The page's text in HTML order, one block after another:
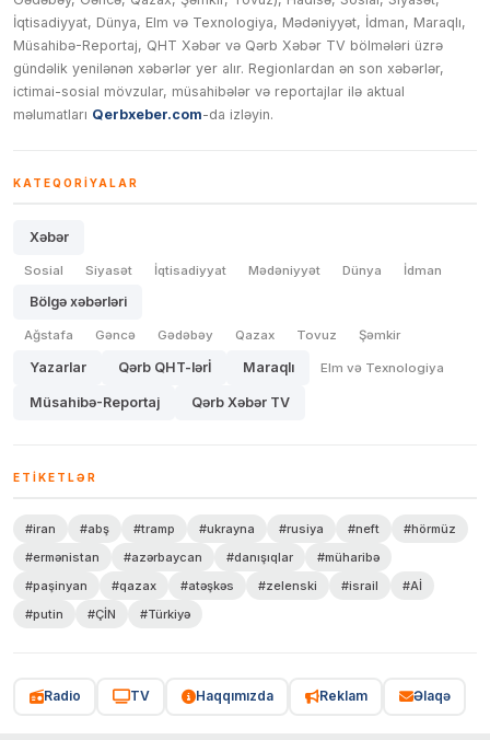
İqtisadiyyat, Dünya, Elm və Texnologiya, Mədəniyyət, İdman, Maraqlı,
Müsahibə-Reportaj, QHT Xəbər və Qərb Xəbər TV bölmələri üzrə
gündəlik yenilənən xəbərlər yer alır. Regionlardan ən son xəbərlər,
ictimai-sosial mövzular, müsahibələr və reportajlar ilə aktual
məlumatları Qerbxeber.com-da izləyin.
KATEQORIYALAR
Xəbər
Sosial Siyasət İqtisadiyyat Mədəniyyət Dünya İdman
Bölgə xəbərləri
Ağstafa Gəncə Gədəbəy Qazax Tovuz Şəmkir
Yazarlar Qərb QHT-lərİ Maraqlı Elm və Texnologiya
Müsahibə-Reportaj Qərb Xəbər TV
ETIKETLƏR
#iran #abş #tramp #ukrayna #rusiya #neft
#hörmüz
#ermənistan
#azərbaycan #danışıqlar
#müharibə
#paşinyan
#qazax #atəşkəs #zelenski #israil
#Aİ
#putin
#ÇİN #Türkiyə
Radio TV Haqqımızda Reklam Əlaqə